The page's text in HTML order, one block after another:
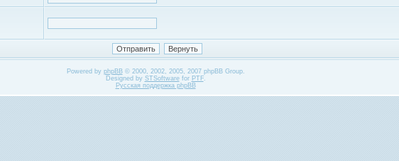
Powered by phpBB© 2000, 2002, 2005, 2007 phpBB Group.
Designed by STSoftwarefor PTF.
Русская поддержка phpBB